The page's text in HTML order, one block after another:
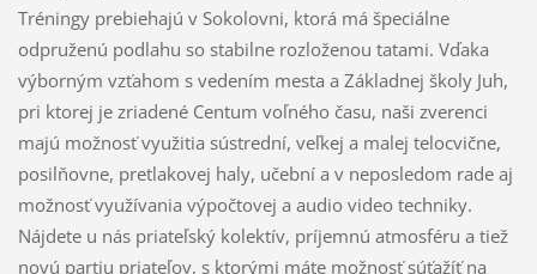
Tréningy prebiehajú v Sokolovni, ktorá má špeciálne
odpruženú podlahu so stabilne rozloženou tatami. Vďaka
výborným vzťahom s vedením mesta a Základnej školy Juh,
pri ktorej je zriadené Centum voľného času, naši zverenci
majú možnosť využitia sústrední, veľkej a malej telocvične,
posilňovne, pretlakovej haly, učební a v neposledom rade aj
možnosť využívania výpočtovej a audio video techniky.
Nájdete u nás priateľský kolektív, príjemnú atmosféru a tiež
novú partiu priateľov, s ktorými máte možnosť súťažíť na